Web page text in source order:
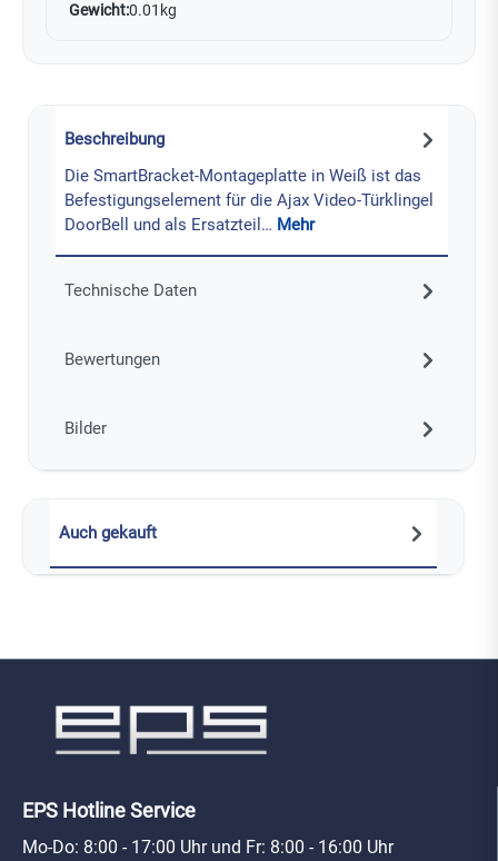
Gewicht:0.01kg
Beschreibung
Die SmartBracket-Montageplatte in Weiß ist das
Befestigungselement für die Ajax Video-Türklingel
DoorBell und als Ersatzteil… Mehr
Technische Daten
Bewertungen
Bilder
Auch gekauft
EPS Hotline Service
Mo-Do: 8:00 - 17:00 Uhr und Fr: 8:00 - 16:00 Uhr